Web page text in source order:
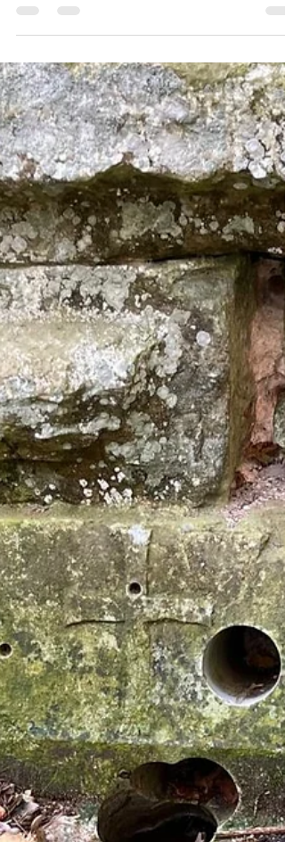
II. Mahmud'un Sadrazamı Benderli Sadrazam
Selim Sırrı Paşa tarafından inşa ettirilen
Silivri’nin Osmanlı Eseri kültürel miraslarından
biri olan İkiz Çeşmenin bakım ve onarıma
ihtiyaç duyduğunu iletmiştik.